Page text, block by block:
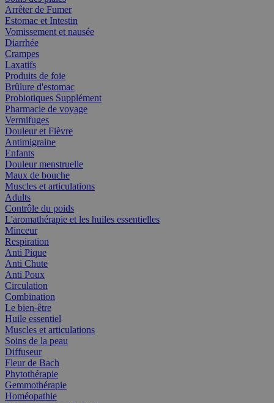
Arrêter de Fumer
Estomac et Intestin
Vomissement et nausée
Diarrhée
Crampes
Laxatifs
Produits de foie
Brûlure d'estomac
Probiotiques Supplément
Pharmacie de voyage
Vermifuges
Douleur et Fièvre
Antimigraine
Enfants
Douleur menstruelle
Maux de bouche
Muscles et articulations
Adults
Contrôle du poids
L'aromathérapie et les huiles essentielles
Minceur
Respiration
Anti Pique
Anti Chute
Anti Poux
Circulation
Combination
Le bien-être
Huile essentiel
Muscles et articulations
Soins de la peau
Diffuseur
Fleur de Bach
Phytothérapie
Gemmothérapie
Homéopathie